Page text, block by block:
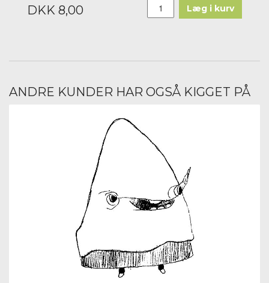
DKK 8,00 Læg i kurv
ANDRE KUNDER HAR OGSÅ KIGGET PÅ